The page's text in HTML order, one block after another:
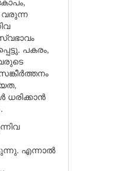
പകരം,
എന്നാൽ